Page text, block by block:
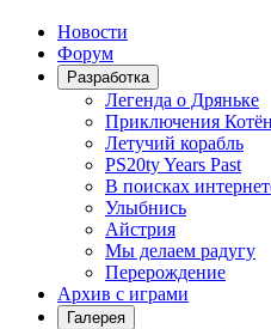
Новости
Форум
Разработка
Легенда о Дряньке
Приключения
Летучий корабль
PS20ty Years Past
В поисках
Улыбнись
Айстрия
Мы делаем радугу
Перерождение
Архив с играми
Галерея